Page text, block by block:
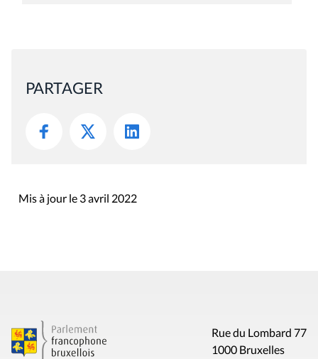
PARTAGER
Mis à jour le 3 avril 2022
Rue du Lombard 77
1000 Bruxelles